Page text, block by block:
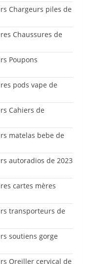
Chargeurs piles de
Chaussures de
Poupons
pods vape de
Cahiers de
matelas bebe de
autoradios de 2023
cartes mères
transporteurs de
soutiens gorge
Oreiller cervical de